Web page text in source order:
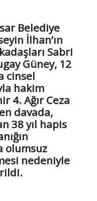
Belediye
İlhan’ın
Sabri
Güney, 12
cinsel
hakim
4. Ağır Ceza
davada,
38 yıl hapis
olumsuz
nedeniyle